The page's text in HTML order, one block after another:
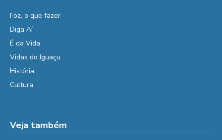
Foz, o que fazer
Diga Aí
É da Vida
Vidas do Iguaçu
História
Cultura
Veja também